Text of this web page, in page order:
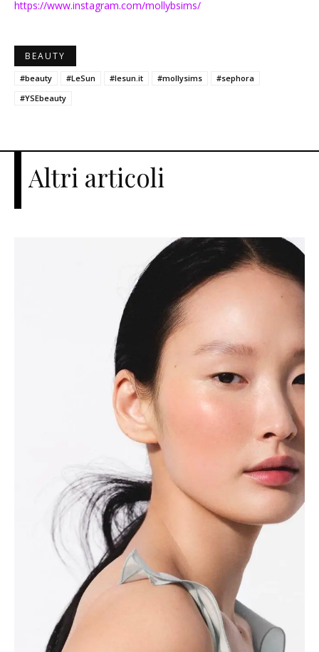
https://www.instagram.com/mollybsims/
BEAUTY
#beauty #LeSun #lesun.it #mollysims
#sephora
#YSEbeauty
Altri articoli